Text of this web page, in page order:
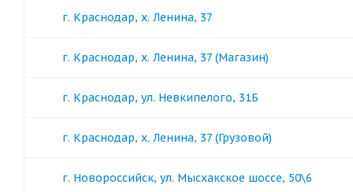
г. Краснодар, х. Ленина, 37
г. Краснодар, х. Ленина, 37 (Магазин)
г. Краснодар, ул. Невкипелого, 31Б
г. Краснодар, х. Ленина, 37 (Грузовой)
г. Новороссийск, ул. Мысхакское шоссе, 50\6